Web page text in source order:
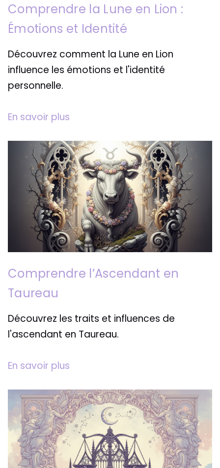
Comprendre la Lune en Lion :
Émotions et Identité
Découvrez comment la Lune en Lion
influence les émotions et l'identité
personnelle.
En savoir plus
Comprendre l’Ascendant en
Taureau
Découvrez les traits et influences de
l'ascendant en Taureau.
En savoir plus